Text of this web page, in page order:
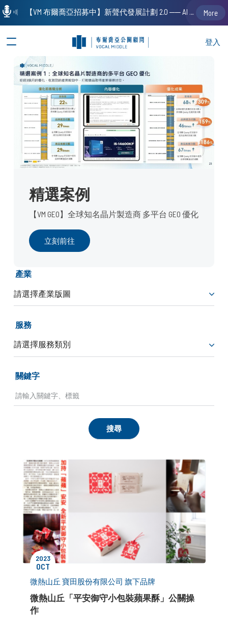
登入
精選案例
【VM GEO】全球知名晶片製造商 多平台 GEO 優化
立刻前往
產業
服務
關鍵字
2023
OCT
微熱山丘 寶田股份有限公司 旗下品牌
微熱山丘「平安御守小包裝蘋果酥」公關操
作
【VM 布爾喬亞招募中】新聲代發展計劃 2.0 ── AI PR 人才加速養成計劃（歡迎「應屆畢業生」、「一年以下相關 / 三年以下非相關經驗工作者」申請加入） More